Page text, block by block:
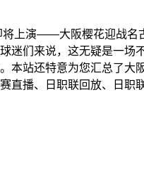
上演——大阪樱花迎战名
迷们来说，这无疑是一场
本站还特意为您汇总了大
直播、日职联回放、日职